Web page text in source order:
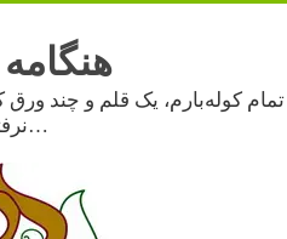
هنگامه
تمام کوله‌بارم، یک قلم و چند
نرفته…